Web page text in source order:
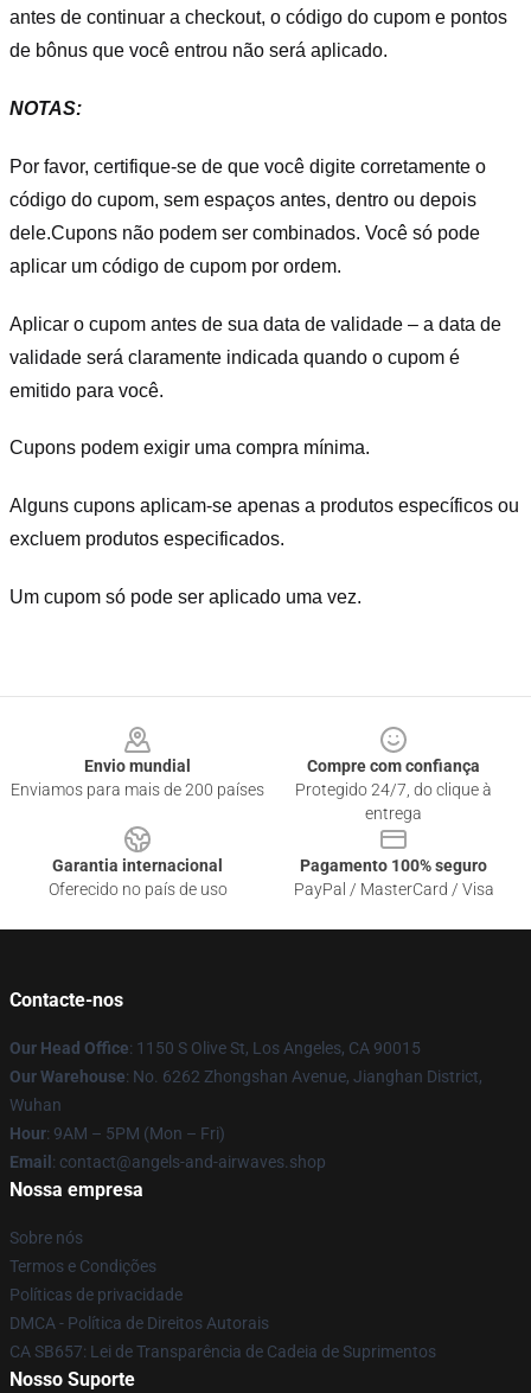
antes de continuar a checkout, o código do cupom e pontos
de bônus que você entrou não será aplicado.
NOTAS:
Por favor, certifique-se de que você digite corretamente o
código do cupom, sem espaços antes, dentro ou depois
dele.Cupons não podem ser combinados. Você só pode
aplicar um código de cupom por ordem.
Aplicar o cupom antes de sua data de validade – a data de
validade será claramente indicada quando o cupom é
emitido para você.
Cupons podem exigir uma compra mínima.
Alguns cupons aplicam-se apenas a produtos específicos ou
excluem produtos especificados.
Um cupom só pode ser aplicado uma vez.
Envio mundial
Enviamos para mais de 200 países
Compre com confiança
Protegido 24/7, do clique à
entrega
Garantia internacional
Oferecido no país de uso
Pagamento 100% seguro
PayPal / MasterCard / Visa
Contacte-nos
Our Head Office: 1150 S Olive St, Los Angeles, CA 90015
Our Warehouse: No. 6262 Zhongshan Avenue, Jianghan District,
Wuhan
Hour: 9AM – 5PM (Mon – Fri)
Email : contact@angels-and-airwaves.shop
Nossa empresa
Sobre nós
Termos e Condições
Políticas de privacidade
DMCA - Política de Direitos Autorais
CA SB657: Lei de Transparência de Cadeia de Suprimentos
Nosso Suporte